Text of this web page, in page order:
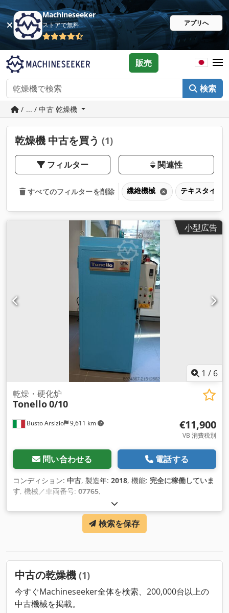
Machineseeker
ストアで無料 アプリへ
検索
販売
/ ... / 中古 乾燥機
乾燥機 中古を買う (1)
フィルター 関連性
すべてのフィルターを削除 繊維機械 テキスタイル
小型広告
1 / 6
Busto Arsizio 9,611 km
乾燥・硬化炉
Tonello0/10
€11,900
VB 消費税別
問い合わせる 電話する
コンディション: 中古, 製造年: 2018, 機能: 完全に稼働していま
す, 機械／車両番号: 07765,
検索を保存
中古の乾燥機 (1)
今すぐMachineseeker全体を検索、200,000台以上の
中古機械を掲載。